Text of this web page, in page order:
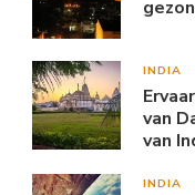
INDIA
van
van
INDIA